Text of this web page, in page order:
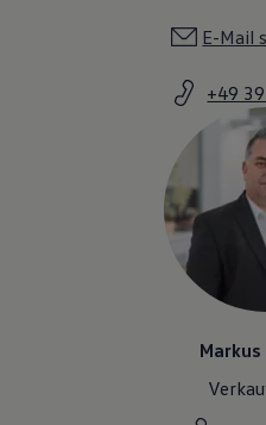
E-Mail
+49